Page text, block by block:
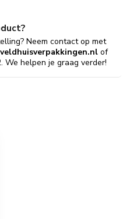
Neem contact op met
of
We helpen je graag verder!